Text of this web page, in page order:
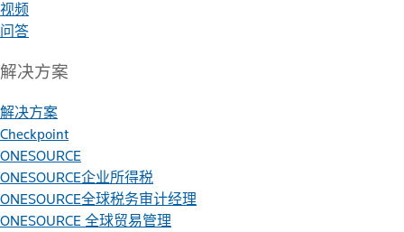
视频
问答
解决方案
解决方案
Checkpoint
ONESOURCE
ONESOURCE企业所得税
ONESOURCE全球税务审计经理
ONESOURCE 全球贸易管理